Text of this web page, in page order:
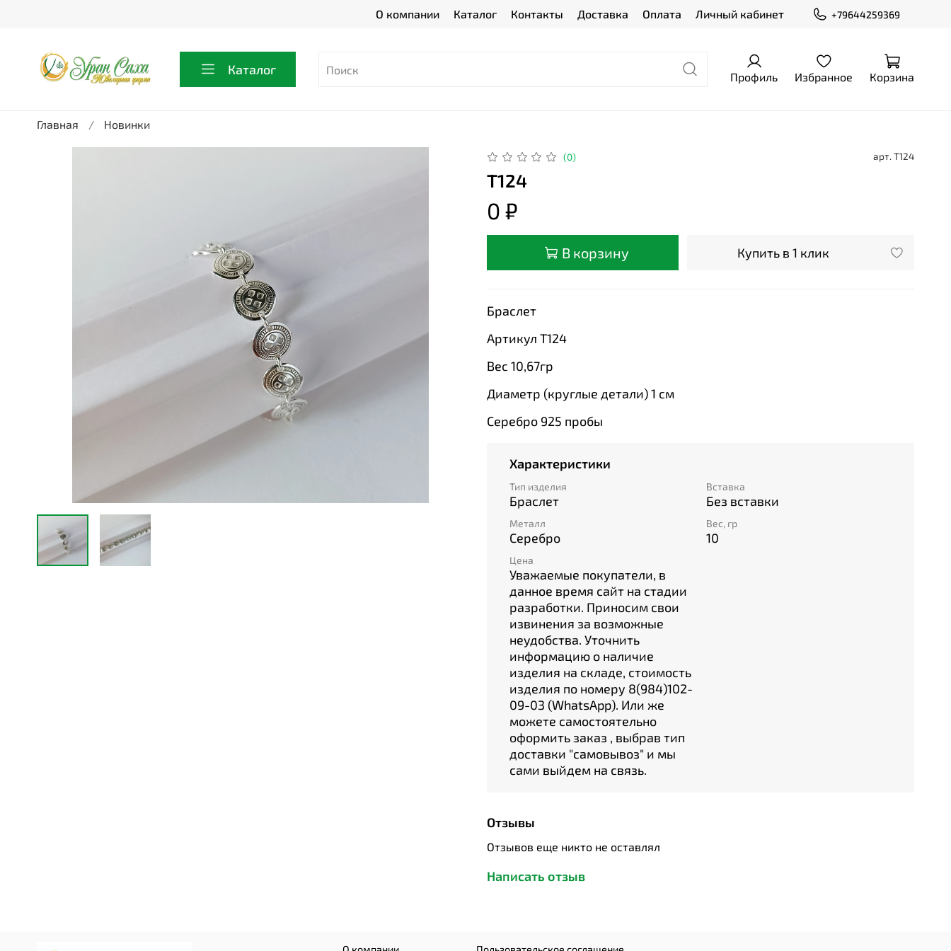
О компании Каталог Контакты Доставка Оплата Личный кабинет +79644259369
Каталог Профиль Избранное Корзина
Главная Новинки
(0) арт. Т124
Т124
0 ₽
В корзину Купить в 1 клик
Браслет
Артикул Т124
Вес 10,67гр
Диаметр (круглые детали) 1 см
Серебро 925 пробы
Характеристики
Тип изделия
Браслет
Вставка
Без вставки
Металл
Серебро
Вес, гр
10
Цена
Уважаемые покупатели, в
данное время сайт на стадии
разработки. Приносим свои
извинения за возможные
неудобства. Уточнить
информацию о наличие
изделия на складе, стоимость
изделия по номеру 8(984)102-
09-03 (WhatsApp). Или же
можете самостоятельно
оформить заказ , выбрав тип
доставки "cамовывоз" и мы
сами выйдем на связь.
Отзывы
Отзывов еще никто не оставлял
Написать отзыв